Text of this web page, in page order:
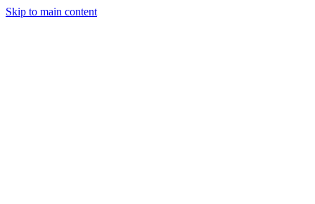
Skip to main content